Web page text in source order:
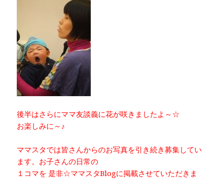
後半はさらにママ友談義に花が咲きましたよ～☆
お楽しみに～♪
ママスタでは皆さんからのお写真を引き続き募集してい
ます。お子さんの日常の
１コマを 是非☆ママスタBlogに掲載させていただきま